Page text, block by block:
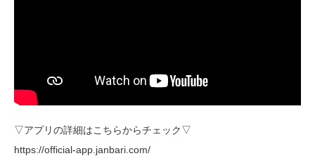
▽アプリの詳細はこちらからチェック▽
https://official-app.janbari.com/